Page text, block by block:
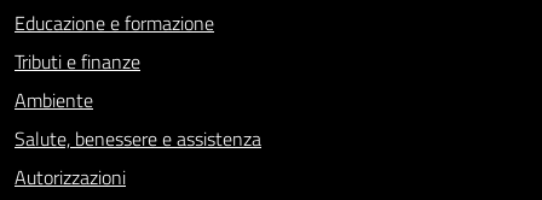
Educazione e formazione
Tributi e finanze
Ambiente
Salute, benessere e assistenza
Autorizzazioni